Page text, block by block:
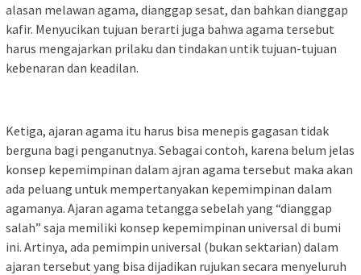
alasan melawan agama, dianggap sesat, dan bahkan dianggap
kafir. Menyucikan tujuan berarti juga bahwa agama tersebut
harus mengajarkan prilaku dan tindakan untik tujuan-tujuan
kebenaran dan keadilan.
Ketiga, ajaran agama itu harus bisa menepis gagasan tidak
berguna bagi penganutnya. Sebagai contoh, karena belum jelas
konsep kepemimpinan dalam ajran agama tersebut maka akan
ada peluang untuk mempertanyakan kepemimpinan dalam
agamanya. Ajaran agama tetangga sebelah yang “dianggap
salah” saja memiliki konsep kepemimpinan universal di bumi
ini. Artinya, ada pemimpin universal (bukan sektarian) dalam
ajaran tersebut yang bisa dijadikan rujukan secara menyeluruh